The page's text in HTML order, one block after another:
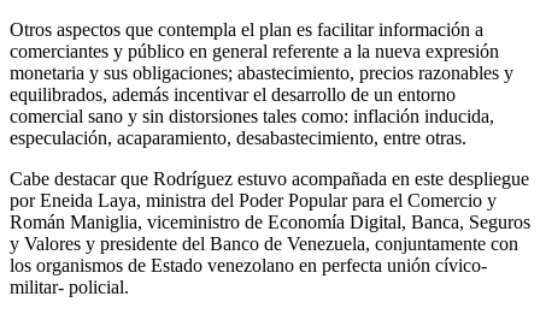
Otros aspectos que contempla el plan es facilitar información a
comerciantes y público en general referente a la nueva expresión
monetaria y sus obligaciones; abastecimiento, precios razonables y
equilibrados, además incentivar el desarrollo de un entorno
comercial sano y sin distorsiones tales como: inflación inducida,
especulación, acaparamiento, desabastecimiento, entre otras.
Cabe destacar que Rodríguez estuvo acompañada en este despliegue
por Eneida Laya, ministra del Poder Popular para el Comercio y
Román Maniglia, viceministro de Economía Digital, Banca, Seguros
y Valores y presidente del Banco de Venezuela, conjuntamente con
los organismos de Estado venezolano en perfecta unión cívico-
militar- policial.